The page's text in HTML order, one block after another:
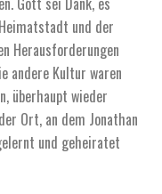
und der
Herausforderungen
andere Kultur waren
überhaupt wieder
Ort, an dem Jonathan
und geheiratet